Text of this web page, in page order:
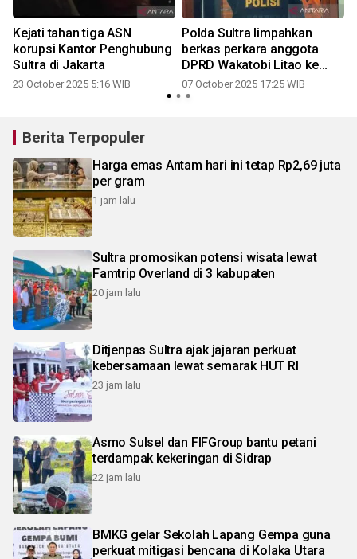
Kejati tahan tiga ASN
korupsi Kantor Penghubung
Sultra di Jakarta
23 October 2025 5:16 WIB
Polda Sultra limpahkan
berkas perkara anggota
DPRD Wakatobi Litao ke
Kejati
07 October 2025 17:25 WIB
Berita Terpopuler
Harga emas Antam hari ini tetap Rp2,69 juta
per gram
1 jam lalu
Sultra promosikan potensi wisata lewat
Famtrip Overland di 3 kabupaten
20 jam lalu
Ditjenpas Sultra ajak jajaran perkuat
kebersamaan lewat semarak HUT RI
23 jam lalu
Asmo Sulsel dan FIFGroup bantu petani
terdampak kekeringan di Sidrap
22 jam lalu
BMKG gelar Sekolah Lapang Gempa guna
perkuat mitigasi bencana di Kolaka Utara